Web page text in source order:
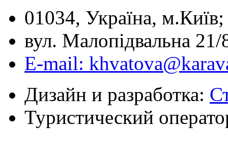
01034, Україна, м.Київ;
вул. Малопідвальна 21/
E-mail:
Дизайн и разработка:
Туристический